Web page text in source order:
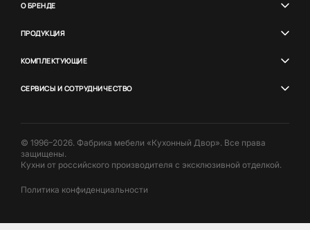
О БРЕНДЕ
ПРОДУКЦИЯ
КОМПЛЕКТУЮЩИЕ
СЕРВИСЫ И СОТРУДНИЧЕСТВО
© 1996–2026. Фабрика мебели «Кухонный Двор». Все права
защищены.
Кухни от российского производителя с эксклюзивной отделкой.
Политика конфиденциальности